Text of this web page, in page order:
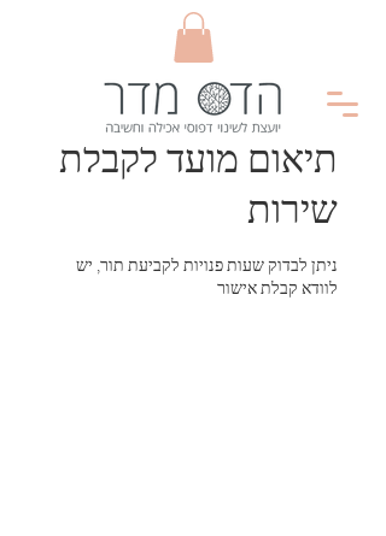
תיאום מועד לקבלת
שירות
ניתן לבדוק שעות פנויות לקביעת תור, יש
לוודא קבלת אישור